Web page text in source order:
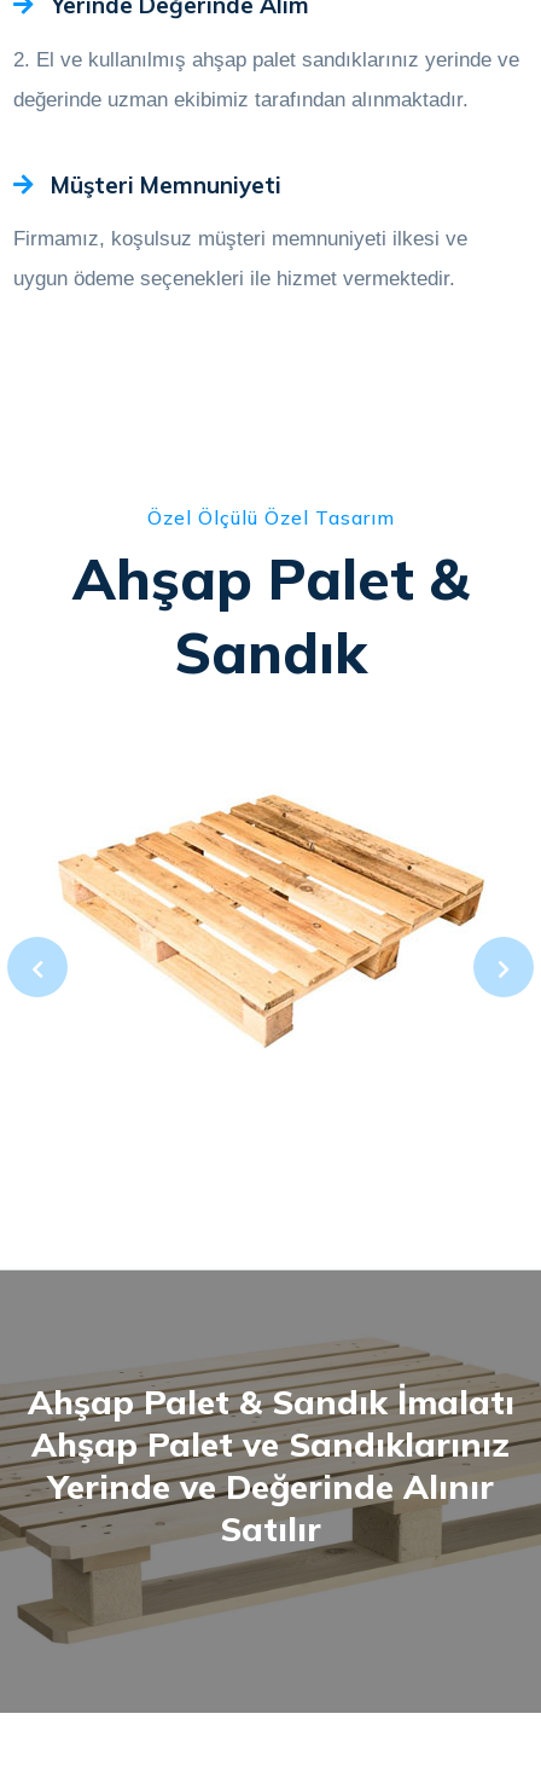
2. El ve kullanılmış ahşap palet sandıklarınız yerinde ve
değerinde uzman ekibimiz tarafından alınmaktadır.
Müşteri Memnuniyeti
Firmamız, koşulsuz müşteri memnuniyeti ilkesi ve
uygun ödeme seçenekleri ile hizmet vermektedir.
Özel Ölçülü Özel Tasarım
Ahşap Palet &
Sandık
Ahşap Palet & Sandık İmalatı
Ahşap Palet ve Sandıklarınız
Yerinde ve Değerinde Alınır
Satılır